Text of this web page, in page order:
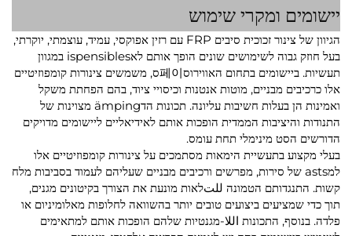
יישומים ומקרי שימוש
הגיוון של צינור זכוכית סיבים FRP עם רזין אפוקסי, עמיד, עוצמתי, יוקרתי,
בעל חוזק גבוה לשימושים שונים הופך אותם לאispensibles במגוון
תעשיות. ביישומים בתחום האווירוס페이ס, משמשים צינורות קומפוזיטיים
אלו כרכיבים מבניים, מוטות אנטנות וכיסויי ציוד, בהם הפחתת משקל
ואמינות הן בעלות חשיבות עליונה. תכונות הדämping מצוינות של
התנודות והיציבות הממדית הופכות אותם לאידיאליים ליישומים מדויקים
הדורשים הסט מינימלי תחת עומס.
בעלי מקצוע בתעשיית הימאות מסתמכים על צינורות קומפוזיטיים אלו
למasts של סירות, מפרשים ורכיבים מבניים שעליהם לעמוד בסביבות מלח
קשות. התנגדותם הטמונה للتלאות מונעת את הצורך בקיטונים מגנים,
תוך כדי שמציעים ביצועים טובים יותר בהשוואה לחלופות מאלומיניום או
פלדה. בנוסף, התכונות اللا-מגנטיות שלהם הופכות אותם למתאימים